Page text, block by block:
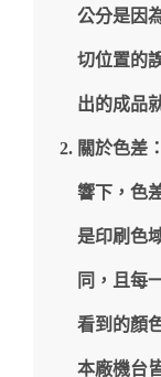
公分是因
切位置的
出的成品
關於色差
響下，色
是印刷色
同，且每
看到的顏
本廠機台